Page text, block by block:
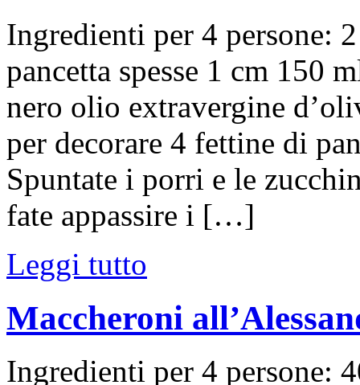
Ingredienti per 4 persone:
pancetta spesse 1 cm 150
nero olio extravergine
per decorare 4 fettine di
Spuntate i porri e le
fate appassire i […]
Leggi tutto
Maccheroni
Ingredienti per 4 persone: